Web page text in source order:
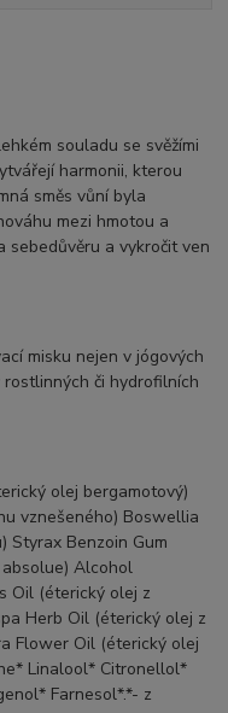
souladu se svěžími
harmonii, kterou
směs vůní byla
mezi hmotou a
a vykročit ven
misku nejen v jógových
či hydrofilních
olej bergamotový)
vznešeného) Boswellia
Styrax Benzoin Gum
Alcohol
Oil (éterický olej z
Herb Oil (éterický olej z
Flower Oil (éterický olej
Linalool* Citronellol*
Farnesol*.*- z